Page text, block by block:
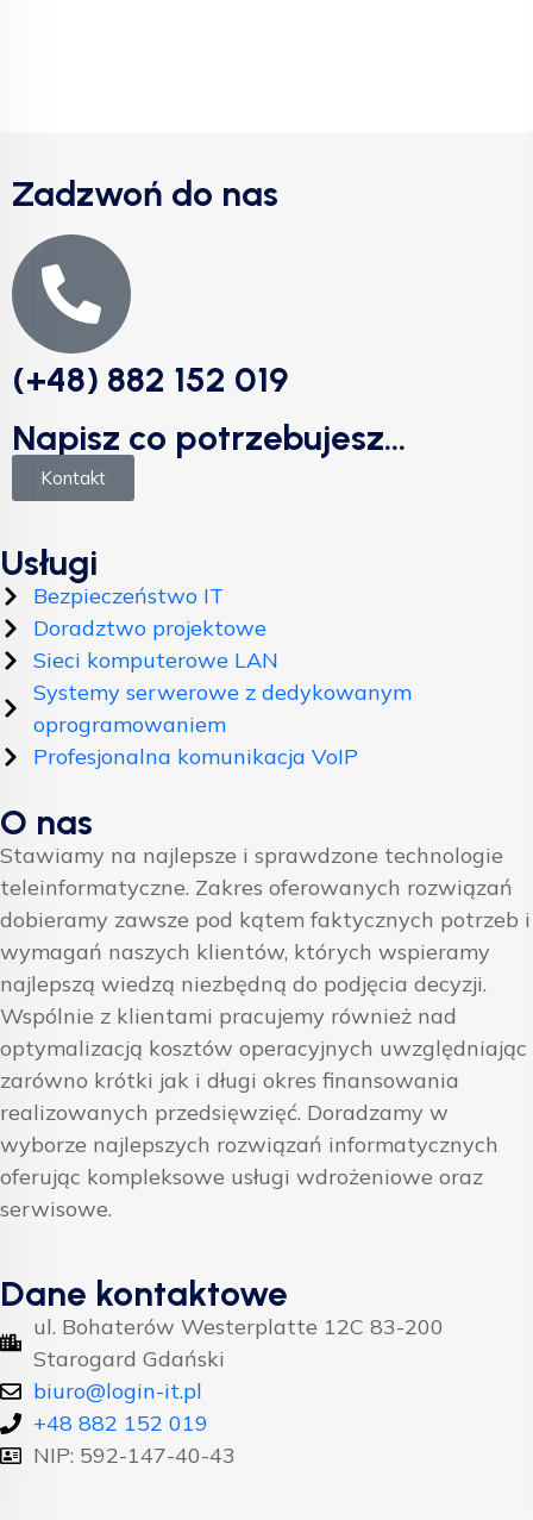
Zadzwoń do nas
(+48) 882 152 019
Napisz co potrzebujesz...
Kontakt
Usługi
Bezpieczeństwo IT
Doradztwo projektowe
Sieci komputerowe LAN
Systemy serwerowe z dedykowanym
oprogramowaniem
Profesjonalna komunikacja VoIP
O nas
Stawiamy na najlepsze i sprawdzone technologie
teleinformatyczne. Zakres oferowanych rozwiązań
dobieramy zawsze pod kątem faktycznych potrzeb i
wymagań naszych klientów, których wspieramy
najlepszą wiedzą niezbędną do podjęcia decyzji.
Wspólnie z klientami pracujemy również nad
optymalizacją kosztów operacyjnych uwzględniając
zarówno krótki jak i długi okres finansowania
realizowanych przedsięwzięć. Doradzamy w
wyborze najlepszych rozwiązań informatycznych
oferując kompleksowe usługi wdrożeniowe oraz
serwisowe.
Dane kontaktowe
ul. Bohaterów Westerplatte 12C 83-200
Starogard Gdański
biuro@login-it.pl
+48 882 152 019
NIP: 592-147-40-43